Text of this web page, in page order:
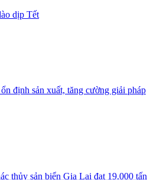
dịp Tết
định sản xuất, tăng cường giải pháp
thủy sản biển Gia Lai đạt 19.000 tấn